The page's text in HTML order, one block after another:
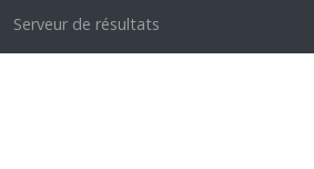
Serveur de résultats